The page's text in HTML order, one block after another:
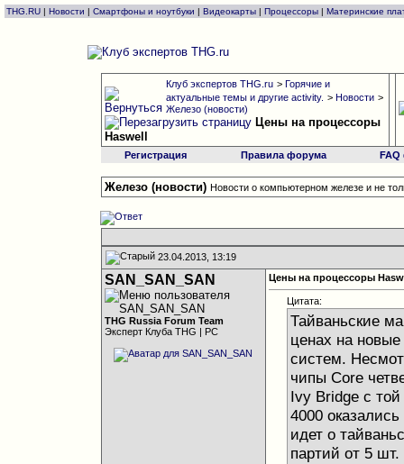
THG.RU | Новости | Смартфоны и ноутбуки | Видеокарты | Процессоры | Материнские
Клуб экспертов THG.ru > Горячие и
актуальные темы и другие activity. > Новости >
Железо (новости)
Цены на процессоры
Haswell
Регистрация Правила форума
Железо (новости) Новости о компьютерном железе и не
23.04.2013, 13:19
SAN_SAN_SAN
THG Russia Forum Team
Эксперт Клуба THG | PC
Цены на процессоры
Цитата:
Тайваньские
ценах на
систем.
чипы Core
Ivy Bridge с
4000
идет о
партий от 5 шт.